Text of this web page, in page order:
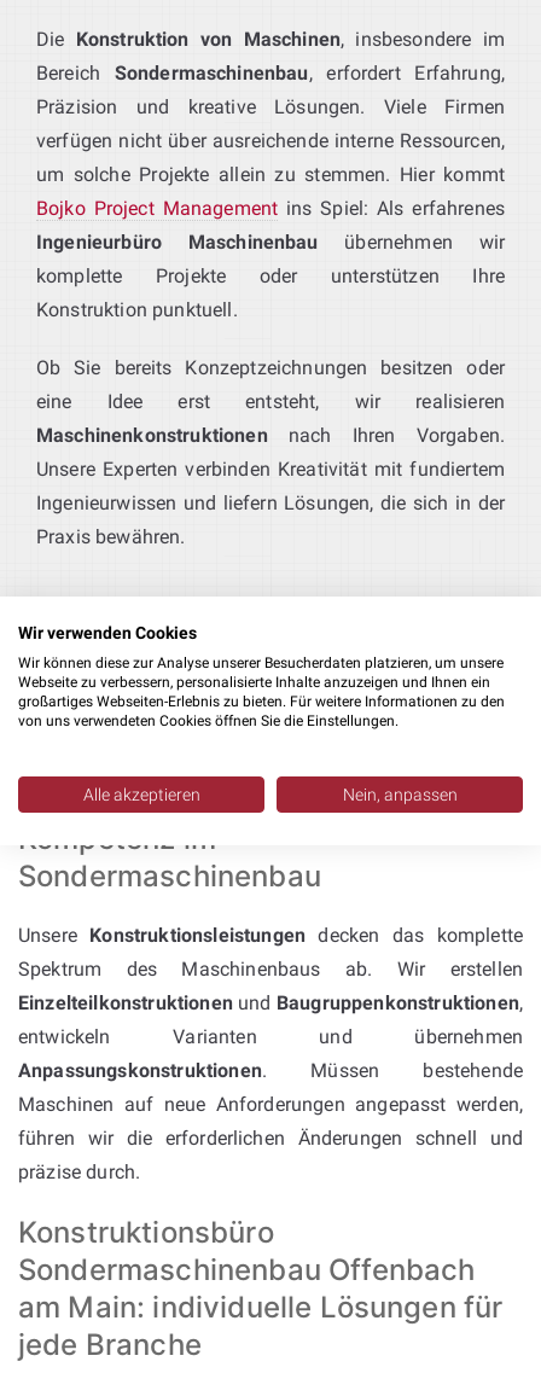
Die Konstruktion von Maschinen, insbesondere im
Bereich Sondermaschinenbau, erfordert Erfahrung,
Präzision und kreative Lösungen. Viele Firmen
verfügen nicht über ausreichende interne Ressourcen,
um solche Projekte allein zu stemmen. Hier kommt
Bojko Project Management ins Spiel: Als erfahrenes
Ingenieurbüro Maschinenbau übernehmen wir
komplette Projekte oder unterstützen Ihre
Konstruktion punktuell.
Ob Sie bereits Konzeptzeichnungen besitzen oder
eine Idee erst entsteht, wir realisieren
Maschinenkonstruktionennach Ihren Vorgaben.
Unsere Experten verbinden Kreativität mit fundiertem
Ingenieurwissen und liefern Lösungen, die sich in der
Praxis bewähren.
SolidWorks: umfassende
Kompetenz im
Sondermaschinenbau
Unsere Konstruktionsleistungen decken das komplette
Spektrum des Maschinenbaus ab. Wir erstellen
Einzelteilkonstruktionenund Baugruppenkonstruktionen,
entwickeln Varianten und übernehmen
Anpassungskonstruktionen. Müssen bestehende
Maschinen auf neue Anforderungen angepasst werden,
führen wir die erforderlichen Änderungen schnell und
präzise durch.
Konstruktionsbüro
Sondermaschinenbau Offenbach
am Main: individuelle Lösungen für
jede Branche
Wir verwenden Cookies
Wir können diese zur Analyse unserer Besucherdaten platzieren, um unsere
Webseite zu verbessern, personalisierte Inhalte anzuzeigen und Ihnen ein
großartiges Webseiten-Erlebnis zu bieten. Für weitere Informationen zu den
von uns verwendeten Cookies öffnen Sie die Einstellungen.
Alle akzeptieren Nein, anpassen